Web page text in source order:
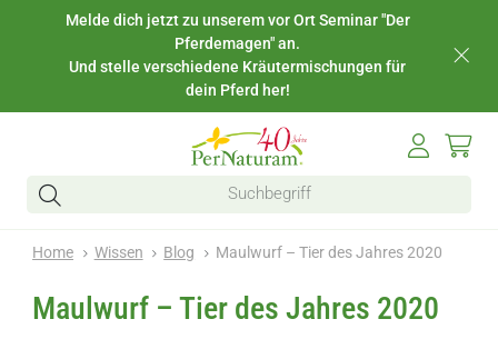
Melde dich jetzt zu unserem vor Ort Seminar "Der
Pferdemagen" an.
Und stelle verschiedene Kräutermischungen für
dein Pferd her!
Home Wissen Blog Maulwurf – Tier des Jahres 2020
Maulwurf – Tier des Jahres 2020